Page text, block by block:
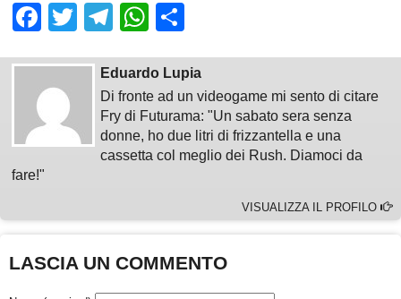
Facebook
TwitterTelegram
WhatsApp
Eduardo Lupia
Di fronte ad un videogame mi sento di citare
Fry di Futurama: "Un sabato sera senza
donne, ho due litri di frizzantella e una
cassetta col meglio dei Rush. Diamoci da
fare!"
VISUALIZZA IL PROFILO
LASCIA UN COMMENTO